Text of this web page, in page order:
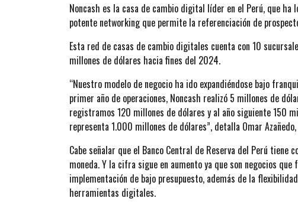
Noncash es la casa de cambio digital líder en el Perú, que
potente networking que permite la referenciación de
Esta red de casas de cambio digitales cuenta con 10
millones de dólares hacia fines del 2024.
“Nuestro modelo de negocio ha ido expandiéndose bajo
primer año de operaciones, Noncash realizó 5 millones de
registramos 120 millones de dólares y al año siguiente 150
representa 1.000 millones de dólares”, detalla Omar Azañedo,
Cabe señalar que el Banco Central de Reserva del Perú
moneda. Y la cifra sigue en aumento ya que son negocios
implementación de bajo presupuesto, además de la
herramientas digitales.